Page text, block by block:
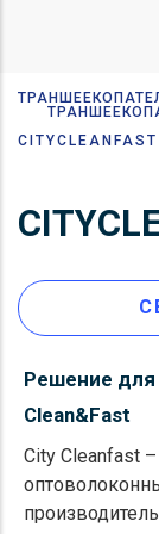
Строка
навигации
CITYCLEANFAST
Решение для
Clean&Fast
City Cleanfast